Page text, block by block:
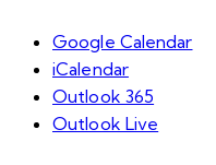
Google Calendar
iCalendar
Outlook 365
Outlook Live